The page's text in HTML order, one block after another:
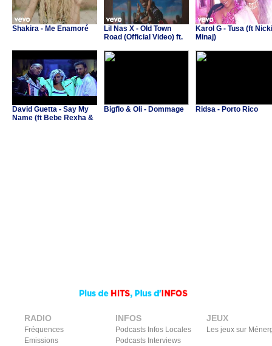
Shakira - Me Enamoré
Lil Nas X - Old Town
Road (Official Video) ft.
Karol G - Tusa (ft Nicki
Minaj)
David Guetta - Say My
Name (ft Bebe Rexha &
Bigflo & Oli - Dommage Ridsa - Porto Rico
RADIO
Fréquences
Emissions
INFOS
Podcasts Infos Locales
Podcasts Interviews
JEUX
Les jeux sur